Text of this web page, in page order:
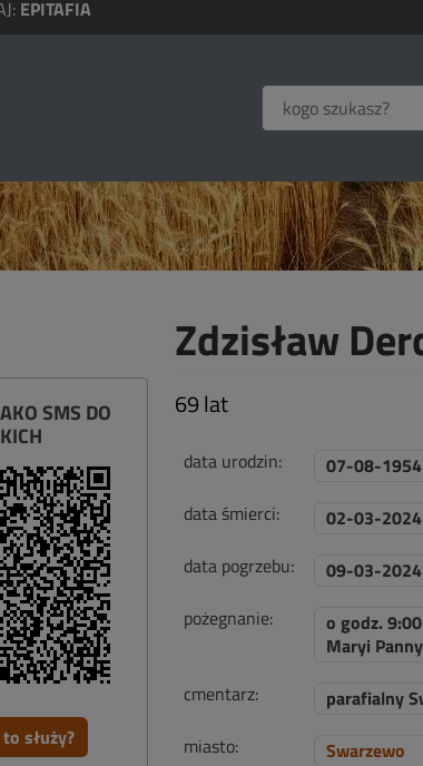
EPITAFIA
SMS DO
służy?
Zdzisław
69 lat
data urodzin:
07-08-1954
data śmierci:
02-03-2024
data pogrzebu:
09-03-2024
pożegnanie:
o godz.
Maryi
cmentarz:
parafialny
miasto:
Swarzewo